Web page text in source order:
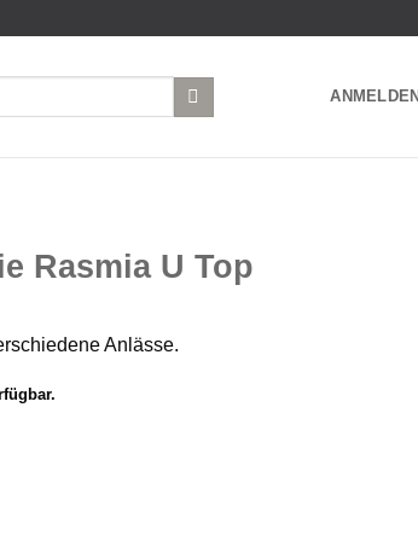
ANMELDEN
Rasmia U Top
Anlässe.